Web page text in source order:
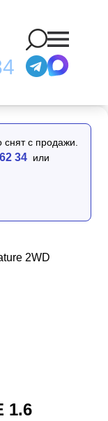
Signature
с продажи.
34 или
1.6